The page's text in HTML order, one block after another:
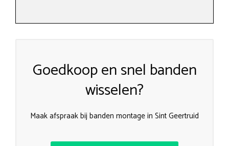
Goedkoop en snel banden
wisselen?
Maak afspraak bij banden montage in Sint Geertruid